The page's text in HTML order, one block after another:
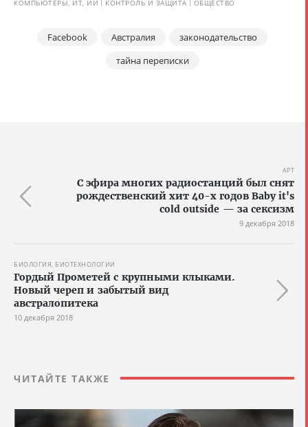
КОМПЬЮТЕРЫ, ИТ, ИИ КОНТРОЛЬ И ЗАЩИТА ОБЩЕСТВО
Facebook Австралия
законодательство
тайна переписки
АРТ
С эфира многих радиостанций был снят
рождественский хит 40-х годов Baby it's
cold outside — за сексизм
9 декабря 2018
БИОЛОГИЯ, БИОТЕХНОЛОГИИ
Гордый Прометей с крупными клыками.
Новый череп и забытый вид
австралопитека
10 декабря 2018
ЧИТАЙТЕ ТАКЖЕ